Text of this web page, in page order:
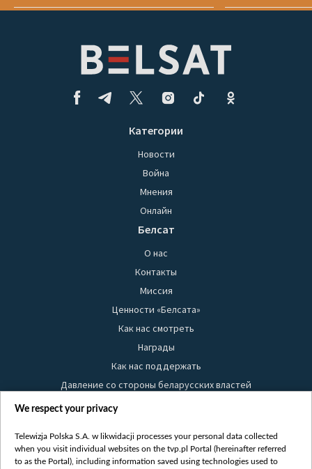
Категории
Новости
Война
Мнения
Онлайн
Белсат
О нас
Контакты
Миссия
Ценности «Белсата»
Как нас смотреть
Награды
Как нас поддержать
Давление со стороны беларусских властей
Правила использования материалов
Безопасность
Youtube
We respect your privacy
Telewizja Polska S.A. w likwidacji processes your personal data collected
when you visit individual websites on the tvp.pl Portal (hereinafter referred
to as the Portal), including information saved using technologies used to